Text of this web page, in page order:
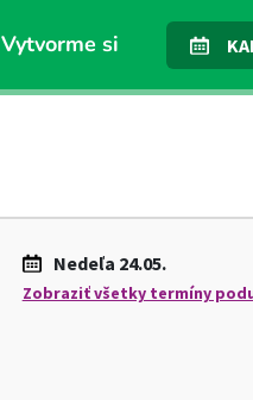
Vytvorme si
Nedeľa 24.05.
Zobraziť všetky termíny